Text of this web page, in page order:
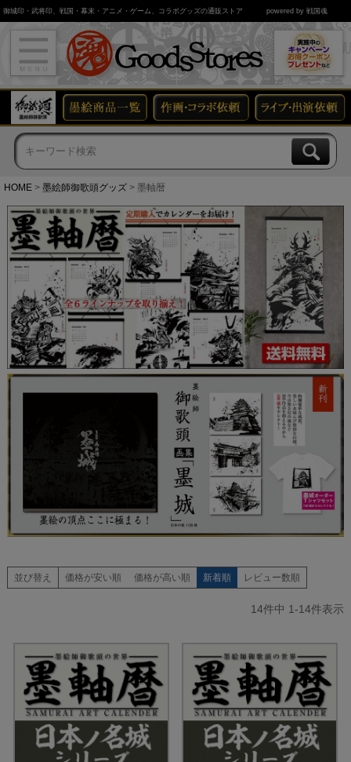
御城印・武将印、戦国・幕末・アニメ・ゲーム、コラボグッズの通販ストア powered by 戦国魂
HOME 墨絵師御歌頭グッズ 墨軸暦
並び替え 価格が安い順 価格が高い順 新着順 レビュー数順
14件中 1-14件表示